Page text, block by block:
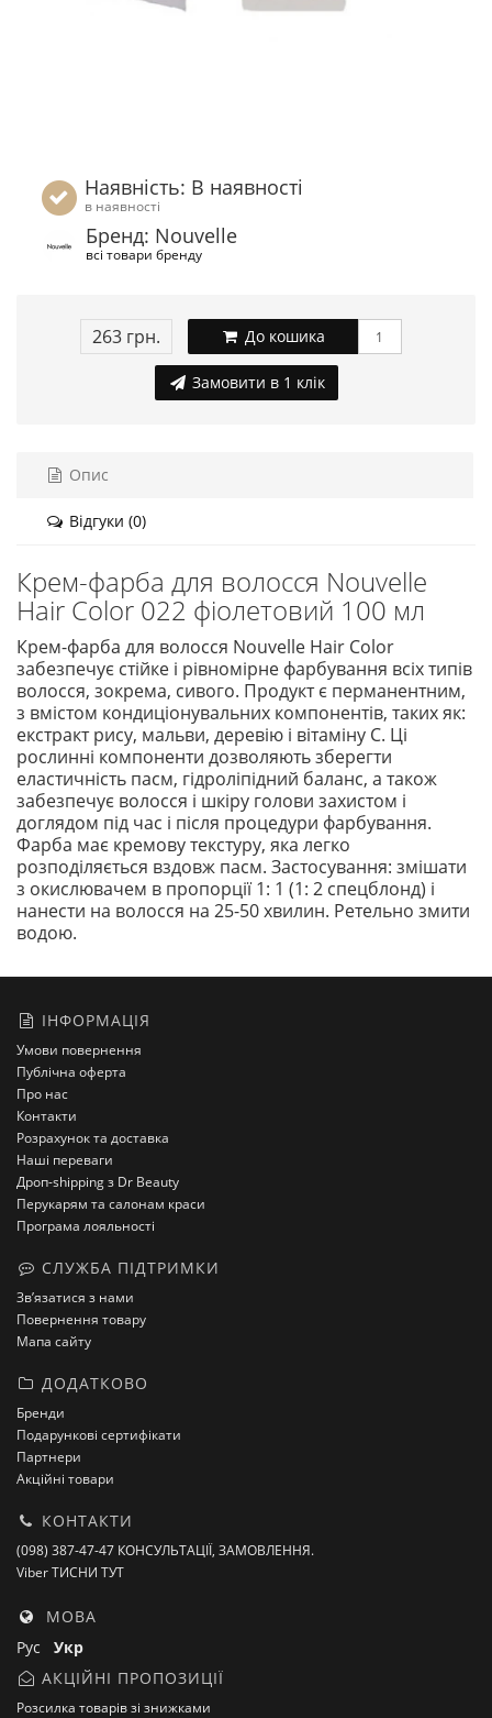
Наявність: В наявності
в наявності
Бренд: Nouvelle
всі товари бренду
263 грн. До кошика
Замовити в 1 клік
Опис
Відгуки (0)
Крем-фарба для волосся Nouvelle
Hair Color 022 фіолетовий 100 мл
Крем-фарба для волосся Nouvelle Hair Color
забезпечує стійке і рівномірне фарбування всіх типів
волосся, зокрема, сивого. Продукт є перманентним,
з вмістом кондиціонувальних компонентів, таких як:
екстракт рису, мальви, деревію і вітаміну С. Ці
рослинні компоненти дозволяють зберегти
еластичність пасм, гідроліпідний баланс, а також
забезпечує волосся і шкіру голови захистом і
доглядом під час і після процедури фарбування.
Фарба має кремову текстуру, яка легко
розподіляється вздовж пасм. Застосування: змішати
з окислювачем в пропорції 1: 1 (1: 2 спецблонд) і
нанести на волосся на 25-50 хвилин. Ретельно змити
водою.
ІНФОРМАЦІЯ
Умови повернення
Публічна оферта
Про нас
Контакти
Розрахунок та доставка
Наші переваги
Дроп-shipping з Dr Beauty
Перукарям та салонам краси
Програма лояльності
СЛУЖБА ПІДТРИМКИ
Зв’язатися з нами
Повернення товару
Мапа сайту
ДОДАТКОВО
Бренди
Подарункові сертифікати
Партнери
Акційні товари
КОНТАКТИ
(098) 387-47-47 КОНСУЛЬТАЦІЇ, ЗАМОВЛЕННЯ.
Viber ТИСНИ ТУТ
МОВА
Рус Укр
АКЦІЙНІ ПРОПОЗИЦІЇ
Розсилка товарів зі знижками